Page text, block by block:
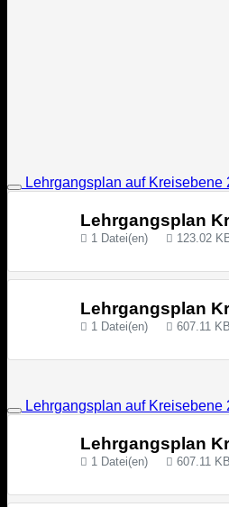
Lehrgangsplan auf Kreisebene
Lehrgangsplan
1 Datei(en) 123.02
Lehrgangsplan
1 Datei(en) 607.11 KB
Lehrgangsplan auf Kreisebene
Lehrgangsplan
1 Datei(en) 607.11 KB